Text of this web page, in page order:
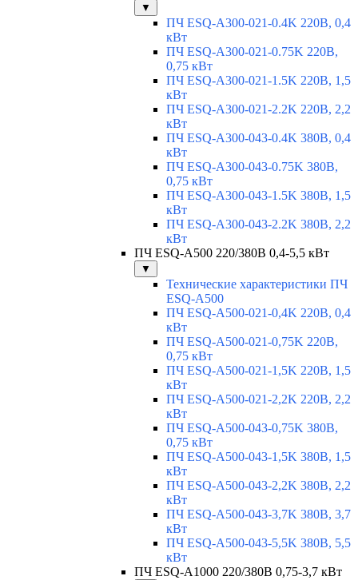
▼
ПЧ ESQ-A300-021-0.4K 220В, 0,4
кВт
ПЧ ESQ-A300-021-0.75K 220В,
0,75 кВт
ПЧ ESQ-A300-021-1.5K 220В, 1,5
кВт
ПЧ ESQ-A300-021-2.2K 220В, 2,2
кВт
ПЧ ESQ-A300-043-0.4K 380В, 0,4
кВт
ПЧ ESQ-A300-043-0.75K 380В,
0,75 кВт
ПЧ ESQ-A300-043-1.5K 380В, 1,5
кВт
ПЧ ESQ-A300-043-2.2K 380В, 2,2
кВт
ПЧ ESQ-A500 220/380В 0,4-5,5 кВт
▼
Технические характеристики ПЧ
ESQ-A500
ПЧ ESQ-A500-021-0,4K 220В, 0,4
кВт
ПЧ ESQ-A500-021-0,75K 220В,
0,75 кВт
ПЧ ESQ-A500-021-1,5K 220В, 1,5
кВт
ПЧ ESQ-A500-021-2,2K 220В, 2,2
кВт
ПЧ ESQ-A500-043-0,75K 380В,
0,75 кВт
ПЧ ESQ-A500-043-1,5K 380В, 1,5
кВт
ПЧ ESQ-A500-043-2,2K 380В, 2,2
кВт
ПЧ ESQ-A500-043-3,7K 380В, 3,7
кВт
ПЧ ESQ-A500-043-5,5K 380В, 5,5
кВт
ПЧ ESQ-A1000 220/380В 0,75-3,7 кВт